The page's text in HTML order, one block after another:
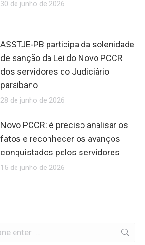
30 de junho de 2026
ASSTJE-PB participa da solenidade
de sanção da Lei do Novo PCCR
dos servidores do Judiciário
paraibano
28 de junho de 2026
Novo PCCR: é preciso analisar os
fatos e reconhecer os avanços
conquistados pelos servidores
15 de junho de 2026